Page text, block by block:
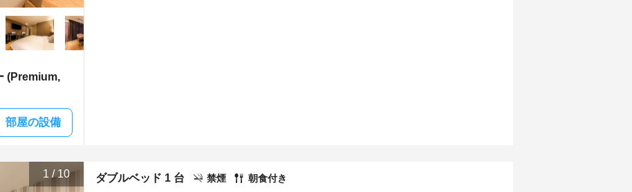
(Premium,
部屋の設備
1 / 10 禁煙 朝食付き
ダブルベッド 1 台